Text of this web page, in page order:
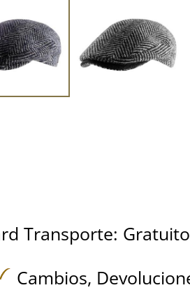
Transporte:
Cambios,